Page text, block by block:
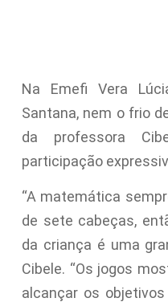
Na Emefi Vera
Santana, nem o frio
da professora
participação
“A matemática
de sete cabeças,
da criança é uma
Cibele. “Os jogos
alcançar os